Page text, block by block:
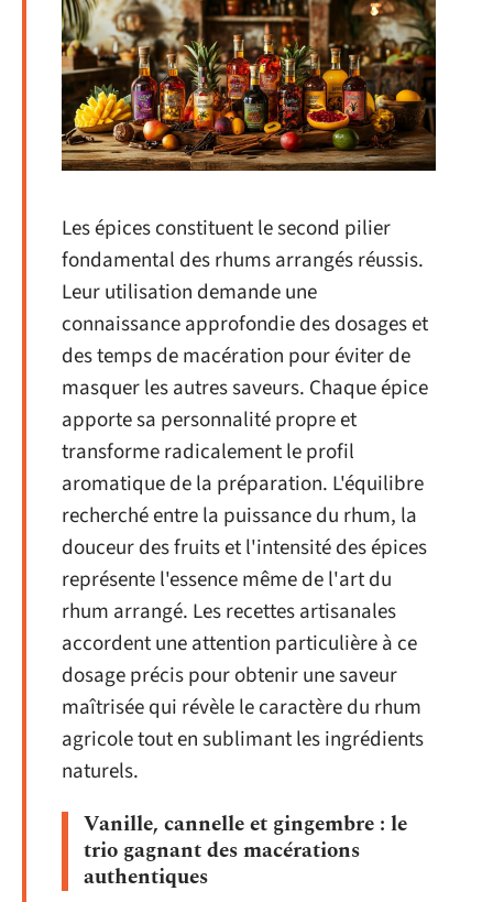
Les épices constituent le second pilier
fondamental des rhums arrangés réussis.
Leur utilisation demande une
connaissance approfondie des dosages et
des temps de macération pour éviter de
masquer les autres saveurs. Chaque épice
apporte sa personnalité propre et
transforme radicalement le profil
aromatique de la préparation. L'équilibre
recherché entre la puissance du rhum, la
douceur des fruits et l'intensité des épices
représente l'essence même de l'art du
rhum arrangé. Les recettes artisanales
accordent une attention particulière à ce
dosage précis pour obtenir une saveur
maîtrisée qui révèle le caractère du rhum
agricole tout en sublimant les ingrédients
naturels.
Vanille, cannelle et gingembre : le
trio gagnant des macérations
authentiques